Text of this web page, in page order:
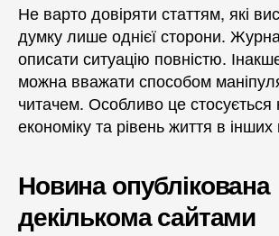
Не варто довіряти статтям, які
думку лише однієї сторони.
описати ситуацію повністю.
можна вважати способом
читачем. Особливо це
економіку та рівень життя в інших
Новина опублікована
декількома сайтами